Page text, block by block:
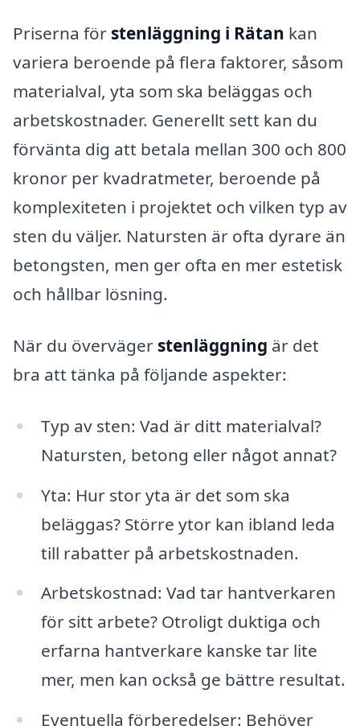
Priserna för stenläggning i Rätan kan
variera beroende på flera faktorer, såsom
materialval, yta som ska beläggas och
arbetskostnader. Generellt sett kan du
förvänta dig att betala mellan 300 och 800
kronor per kvadratmeter, beroende på
komplexiteten i projektet och vilken typ av
sten du väljer. Natursten är ofta dyrare än
betongsten, men ger ofta en mer estetisk
och hållbar lösning.
När du överväger stenläggning är det
bra att tänka på följande aspekter:
Typ av sten: Vad är ditt materialval?
Natursten, betong eller något annat?
Yta: Hur stor yta är det som ska
beläggas? Större ytor kan ibland leda
till rabatter på arbetskostnaden.
Arbetskostnad: Vad tar hantverkaren
för sitt arbete? Otroligt duktiga och
erfarna hantverkare kanske tar lite
mer, men kan också ge bättre resultat.
Eventuella förberedelser: Behöver